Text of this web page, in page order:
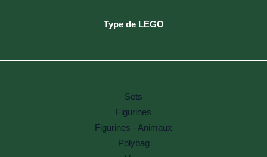
Type de LEGO
Sets
Figurines
Figurines - Animaux
Polybag